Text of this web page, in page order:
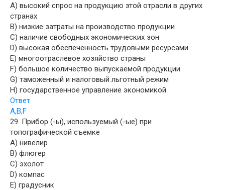
A) высокий спрос на продукцию этой отрасли в других
странах
B) низкие затраты на производство продукции
C) наличие свободных экономических зон
D) высокая обеспеченность трудовыми ресурсами
E) многоотраслевое хозяйство страны
F) большое количество выпускаемой продукции
G) таможенный и налоговый льготный режим
H) государственное управление экономикой
Ответ
A,B,F
29. Прибор (-ы), используемый (-ые) при
топографической съемке
A) нивелир
B) флюгер
C) эхолот
D) компас
E) градусник